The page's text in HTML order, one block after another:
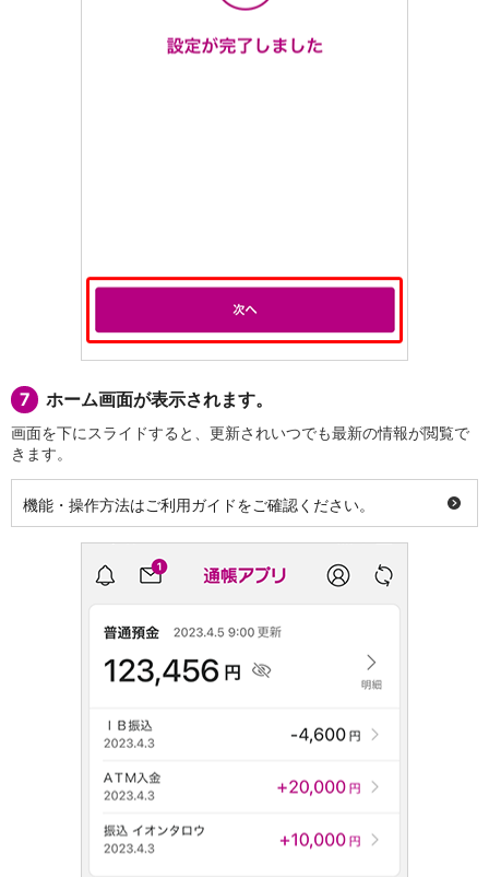
7 ホーム画面が表示されます。
画面を下にスライドすると、更新されいつでも最新の情報が閲覧で
きます。
機能・操作方法はご利用ガイドをご確認ください。